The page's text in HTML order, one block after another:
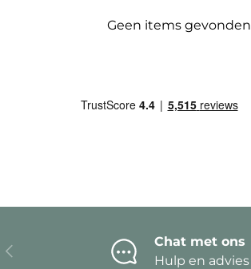
Geen items gevonden
Vorige
Chat met ons
Hulp en advies